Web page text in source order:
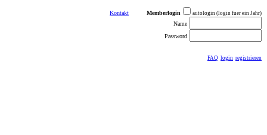
Kontakt Memberlogin autologin (login fuer ein Jahr)
Name
Password
FAQ login registrieren